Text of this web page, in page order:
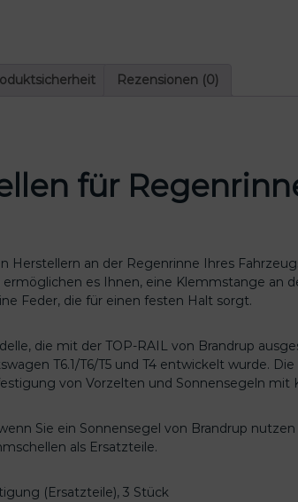
Rezensionen (0)
für
Herstellern an der Regenrinne Ihres
es Ihnen, eine Klemmstange an
Feder, die für einen festen Halt sorgt.
die mit der TOP-RAIL von Brandrup
T6.1/T6/T5 und T4 entwickelt wurde.
von Vorzelten und Sonnensegeln mit
Sie ein Sonnensegel von Brandrup
als Ersatzteile.
(Ersatzteile), 3 Stück